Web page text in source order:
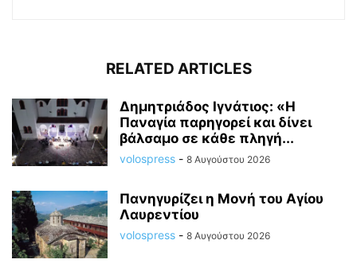
RELATED ARTICLES
Δημητριάδος Ιγνάτιος: «Η
Παναγία παρηγορεί και δίνει
βάλσαμο σε κάθε πληγή...
volospress - 8 Αυγούστου 2026
Πανηγυρίζει η Μονή του Αγίου
Λαυρεντίου
volospress - 8 Αυγούστου 2026